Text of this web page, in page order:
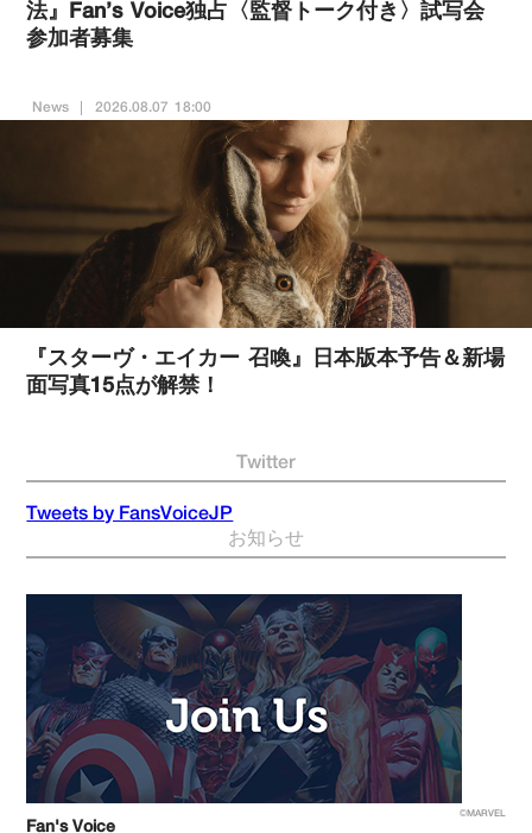
法』Fan’s Voice独占〈監督トーク付き〉試写会
参加者募集
News 2026.08.07 18:00
『スターヴ・エイカー 召喚』日本版本予告＆新場
面写真15点が解禁！
Twitter
Tweets by FansVoiceJP
お知らせ
©MARVEL
Fan's Voice